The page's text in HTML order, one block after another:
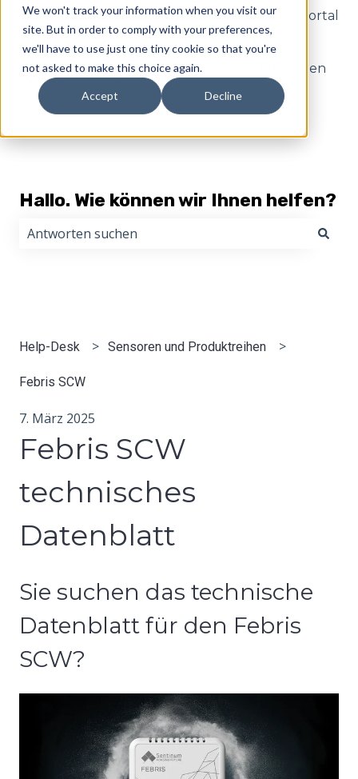
We won't track your information when you visit our
site. But in order to comply with your preferences,
we'll have to use just one tiny cookie so that you're
not asked to make this choice again.
Accept Decline
DeutschUntermenü für Übersetzungen
Kundenportal
Tickets Abmelden
Hallo. Wie können wir Ihnen helfen?
Help-Desk Sensoren und Produktreihen
Febris SCW
7. März 2025
Febris SCW
technisches
Datenblatt
Sie suchen das technische
Datenblatt für den Febris
SCW?